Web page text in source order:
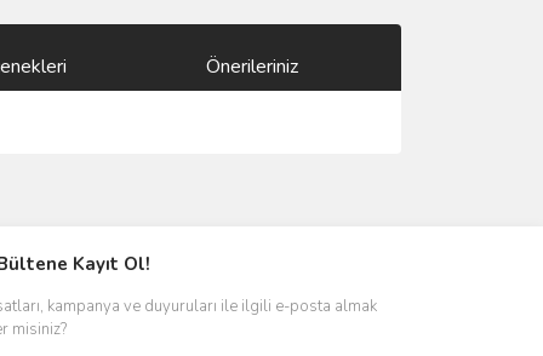
Önerileriniz
Kayıt Ol!
kampanya ve duyuruları ile ilgili e-posta almak
misiniz?